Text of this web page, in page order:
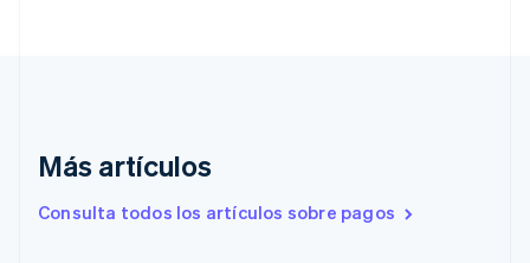
Más artículos
Consulta todos los artículos sobre pagos
Emiratos Árabes Unidos
Eslovaquia